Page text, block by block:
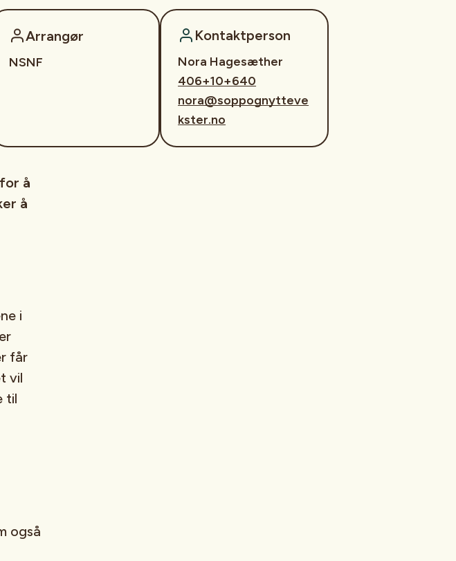
Arrangør
NSNF
Kontaktperson
Nora Hagesæther
406+10+640
nora@soppognytteve
kster.no
å
å
i
får
vil
til
også